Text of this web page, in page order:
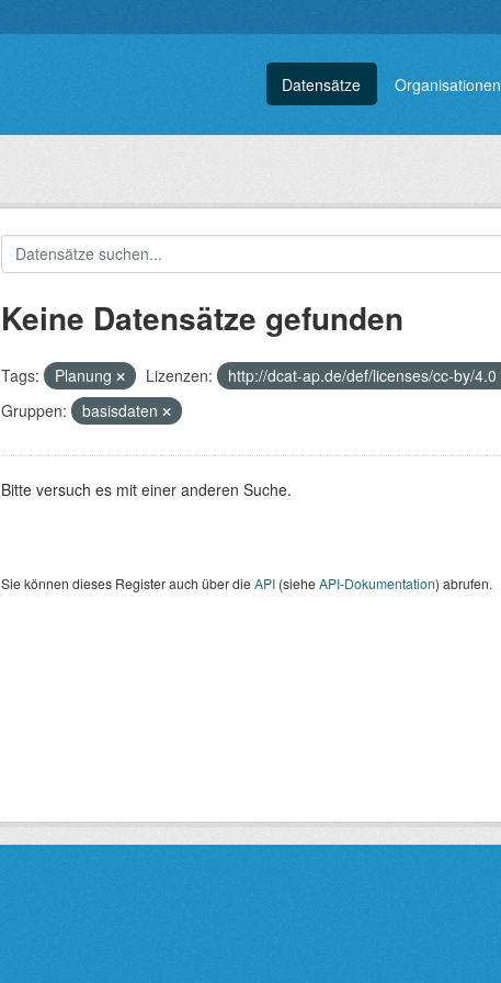
Datensätze Organisationen
Keine Datensätze gefunden
Tags: Planung Lizenzen:
http://dcat-ap.de/def/licenses/cc-by/4.0
Gruppen:
basisdaten
Bitte versuch es mit einer anderen Suche.
Sie können dieses Register auch über dieAPI(sieheAPI-Dokumentation) abrufen.